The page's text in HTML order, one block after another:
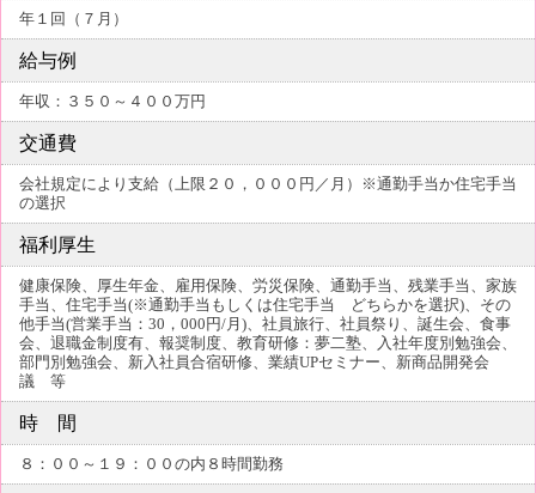
年１回（７月）
給与例
年収：３５０～４００万円
交通費
会社規定により支給（上限２０，０００円／月）※通勤手当か住宅手当
の選択
福利厚生
健康保険、厚生年金、雇用保険、労災保険、通勤手当、残業手当、家族
手当、住宅手当(※通勤手当もしくは住宅手当 どちらかを選択)、その
他手当(営業手当：30，000円/月)、社員旅行、社員祭り、誕生会、食事
会、退職金制度有、報奨制度、教育研修：夢二塾、入社年度別勉強会、
部門別勉強会、新入社員合宿研修、業績UPセミナー、新商品開発会
議 等
時 間
８：００～１９：００の内８時間勤務